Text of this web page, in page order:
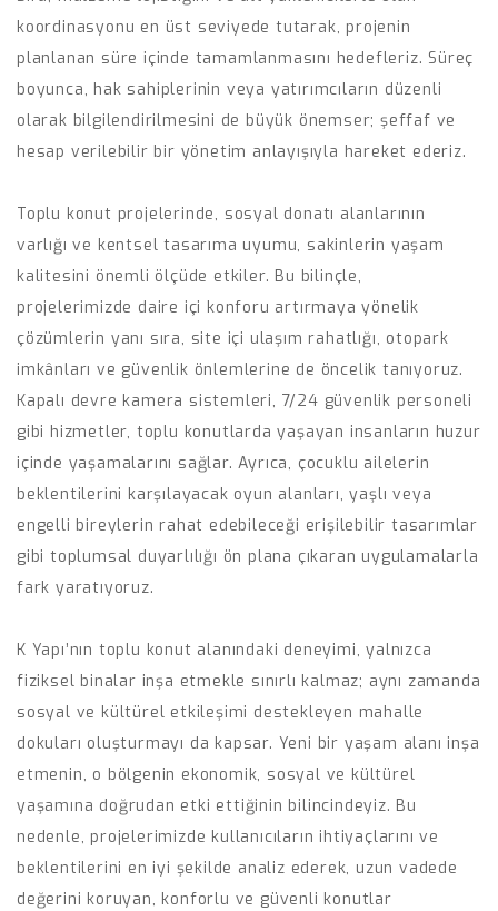
koordinasyonu en üst seviyede tutarak, projenin
planlanan süre içinde tamamlanmasını hedefleriz. Süreç
boyunca, hak sahiplerinin veya yatırımcıların düzenli
olarak bilgilendirilmesini de büyük önemser; şeffaf ve
hesap verilebilir bir yönetim anlayışıyla hareket ederiz.
Toplu konut projelerinde, sosyal donatı alanlarının
varlığı ve kentsel tasarıma uyumu, sakinlerin yaşam
kalitesini önemli ölçüde etkiler. Bu bilinçle,
projelerimizde daire içi konforu artırmaya yönelik
çözümlerin yanı sıra, site içi ulaşım rahatlığı, otopark
imkânları ve güvenlik önlemlerine de öncelik tanıyoruz.
Kapalı devre kamera sistemleri, 7/24 güvenlik personeli
gibi hizmetler, toplu konutlarda yaşayan insanların huzur
içinde yaşamalarını sağlar. Ayrıca, çocuklu ailelerin
beklentilerini karşılayacak oyun alanları, yaşlı veya
engelli bireylerin rahat edebileceği erişilebilir tasarımlar
gibi toplumsal duyarlılığı ön plana çıkaran uygulamalarla
fark yaratıyoruz.
K Yapı’nın toplu konut alanındaki deneyimi, yalnızca
fiziksel binalar inşa etmekle sınırlı kalmaz; aynı zamanda
sosyal ve kültürel etkileşimi destekleyen mahalle
dokuları oluşturmayı da kapsar. Yeni bir yaşam alanı inşa
etmenin, o bölgenin ekonomik, sosyal ve kültürel
yaşamına doğrudan etki ettiğinin bilincindeyiz. Bu
nedenle, projelerimizde kullanıcıların ihtiyaçlarını ve
beklentilerini en iyi şekilde analiz ederek, uzun vadede
değerini koruyan, konforlu ve güvenli konutlar